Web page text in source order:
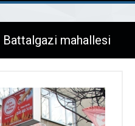
Battalgazi mahallesi